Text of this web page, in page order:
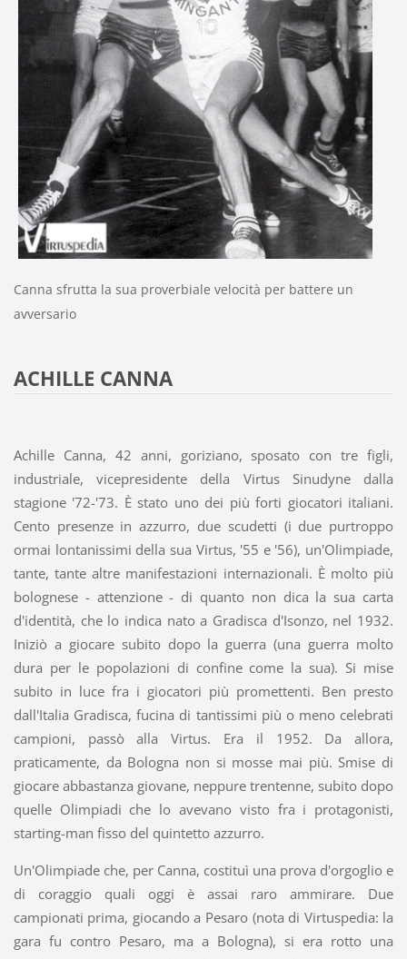
Canna sfrutta la sua proverbiale velocità per battere un
avversario
ACHILLE CANNA
Achille Canna, 42 anni, goriziano, sposato con tre figli,
industriale, vicepresidente della Virtus Sinudyne dalla
stagione '72-'73. È stato uno dei più forti giocatori italiani.
Cento presenze in azzurro, due scudetti (i due purtroppo
ormai lontanissimi della sua Virtus, '55 e '56), un'Olimpiade,
tante, tante altre manifestazioni internazionali. È molto più
bolognese - attenzione - di quanto non dica la sua carta
d'identità, che lo indica nato a Gradisca d'Isonzo, nel 1932.
Iniziò a giocare subito dopo la guerra (una guerra molto
dura per le popolazioni di confine come la sua). Si mise
subito in luce fra i giocatori più promettenti. Ben presto
dall'Italia Gradisca, fucina di tantissimi più o meno celebrati
campioni, passò alla Virtus. Era il 1952. Da allora,
praticamente, da Bologna non si mosse mai più. Smise di
giocare abbastanza giovane, neppure trentenne, subito dopo
quelle Olimpiadi che lo avevano visto fra i protagonisti,
starting-man fisso del quintetto azzurro.
Un'Olimpiade che, per Canna, costituì una prova d'orgoglio e
di coraggio quali oggi è assai raro ammirare. Due
campionati prima, giocando a Pesaro (nota di Virtuspedia: la
gara fu contro Pesaro, ma a Bologna), si era rotto una